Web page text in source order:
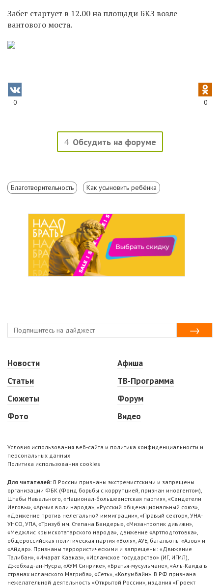
Забег стартует в 12.00 на площади БКЗ возле
вантового моста.
0 0
4 Обсудить на форуме
Благотворительность Как усыновить ребёнка
Новости
Статьи
Сюжеты
Фото
Афиша
ТВ-Программа
Форум
Видео
Условия использования веб-сайта и политика конфиденциальности и
персональных данных
Политика использования cookies
Для читателей: В России признаны экстремистскими и запрещены
организации ФБК (Фонд борьбы с коррупцией, признан иноагентом),
Штабы Навального, «Национал-большевистская партия», «Свидетели
Иеговы», «Армия воли народа», «Русский общенациональный союз»,
«Движение против нелегальной иммиграции», «Правый сектор», УНА-
УНСО, УПА, «Тризуб им. Степана Бандеры», «Мизантропик дивижн»,
«Меджлис крымскотатарского народа», движение «Артподготовка»,
общероссийская политическая партия «Воля», АУЕ, батальоны «Азов» и
«Айдар». Признаны террористическими и запрещены: «Движение
Талибан», «Имарат Кавказ», «Исламское государство» (ИГ, ИГИЛ),
Джебхад-ан-Нусра, «АУМ Синрике», «Братья-мусульмане», «Аль-Каида в
странах исламского Магриба», «Сеть», «Колумбайн». В РФ признана
нежелательной деятельность «Открытой России», издания «Проект